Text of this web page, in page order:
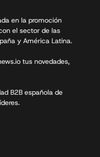
en la promoción
el sector de las
y América Latina.
tus novedades,
B2B española de